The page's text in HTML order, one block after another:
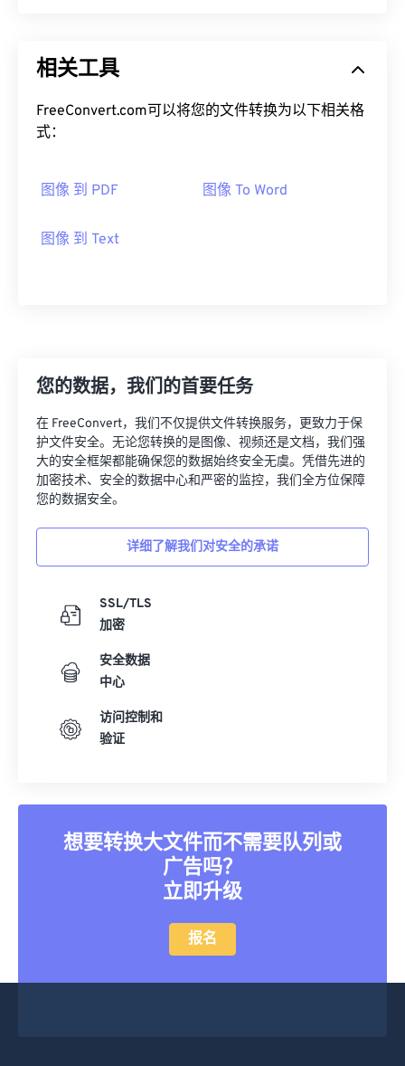
相关工具
FreeConvert.com可以将您的文件转换为以下相关格
式：
图像 到 PDF 图像 To Word
图像 到 Text
您的数据，我们的首要任务
在 FreeConvert，我们不仅提供文件转换服务，更致力于保
护文件安全。无论您转换的是图像、视频还是文档，我们强
大的安全框架都能确保您的数据始终安全无虞。凭借先进的
加密技术、安全的数据中心和严密的监控，我们全方位保障
您的数据安全。
详细了解我们对安全的承诺
SSL/TLS
加密
安全数据
中心
访问控制和
验证
想要转换大文件而不需要队列或
广告吗？
立即升级
报名